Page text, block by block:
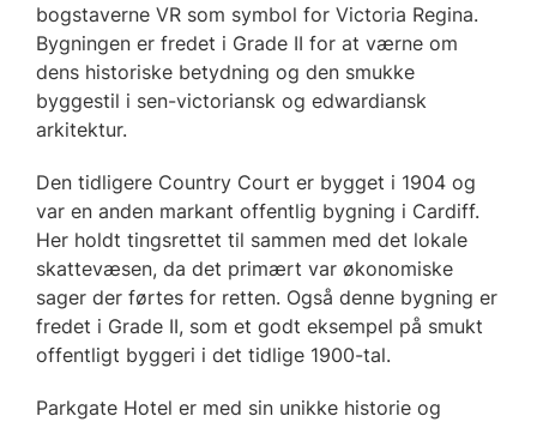
bogstaverne VR som symbol for Victoria Regina.
Bygningen er fredet i Grade II for at værne om
dens historiske betydning og den smukke
byggestil i sen-victoriansk og edwardiansk
arkitektur.
Den tidligere Country Court er bygget i 1904 og
var en anden markant offentlig bygning i Cardiff.
Her holdt tingsrettet til sammen med det lokale
skattevæsen, da det primært var økonomiske
sager der førtes for retten. Også denne bygning er
fredet i Grade II, som et godt eksempel på smukt
offentligt byggeri i det tidlige 1900-tal.
Parkgate Hotel er med sin unikke historie og